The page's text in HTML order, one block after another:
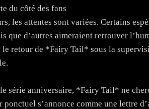
du côté des fans
les attentes sont variées. Certains
que d’autres aimeraient retrouver
retour de *Fairy Tail* sous la
série anniversaire, *Fairy Tail* ne
ponctuel s’annonce comme une lettre